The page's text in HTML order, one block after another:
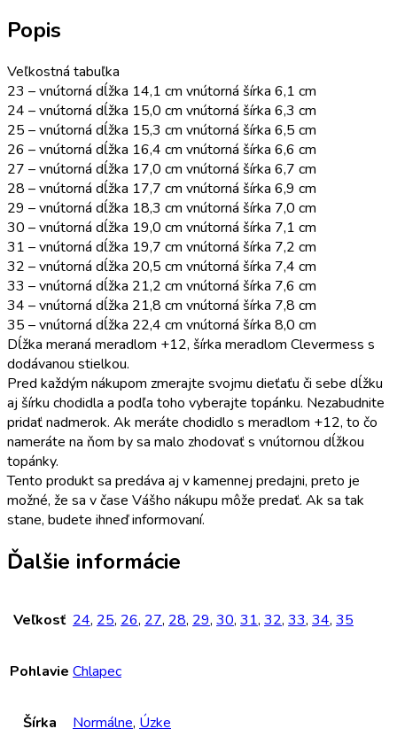
Popis
Veľkostná tabuľka
23 – vnútorná dĺžka 14,1 cm vnútorná šírka 6,1 cm
24 – vnútorná dĺžka 15,0 cm vnútorná šírka 6,3 cm
25 – vnútorná dĺžka 15,3 cm vnútorná šírka 6,5 cm
26 – vnútorná dĺžka 16,4 cm vnútorná šírka 6,6 cm
27 – vnútorná dĺžka 17,0 cm vnútorná šírka 6,7 cm
28 – vnútorná dĺžka 17,7 cm vnútorná šírka 6,9 cm
29 – vnútorná dĺžka 18,3 cm vnútorná šírka 7,0 cm
30 – vnútorná dĺžka 19,0 cm vnútorná šírka 7,1 cm
31 – vnútorná dĺžka 19,7 cm vnútorná šírka 7,2 cm
32 – vnútorná dĺžka 20,5 cm vnútorná šírka 7,4 cm
33 – vnútorná dĺžka 21,2 cm vnútorná šírka 7,6 cm
34 – vnútorná dĺžka 21,8 cm vnútorná šírka 7,8 cm
35 – vnútorná dĺžka 22,4 cm vnútorná šírka 8,0 cm
Dĺžka meraná meradlom +12, šírka meradlom Clevermess s
dodávanou stielkou.
Pred každým nákupom zmerajte svojmu dieťaťu či sebe dĺžku
aj šírku chodidla a podľa toho vyberajte topánku. Nezabudnite
pridať nadmerok. Ak meráte chodidlo s meradlom +12, to čo
nameráte na ňom by sa malo zhodovať s vnútornou dĺžkou
topánky.
Tento produkt sa predáva aj v kamennej predajni, preto je
možné, že sa v čase Vášho nákupu môže predať. Ak sa tak
stane, budete ihneď informovaní.
Ďalšie informácie
Veľkosť 24, 25, 26, 27, 28, 29, 30, 31, 32, 33, 34, 35
Pohlavie Chlapec
Šírka Normálne, Úzke